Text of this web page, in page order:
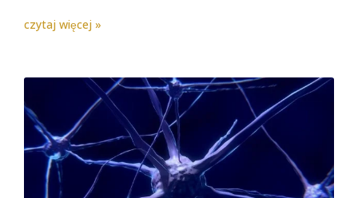
czytaj więcej »